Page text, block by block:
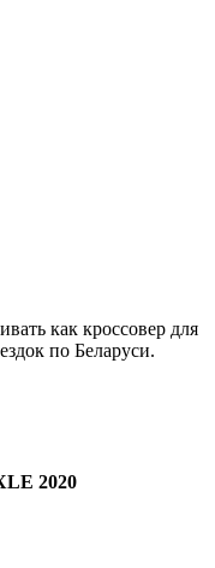
как кроссовер для
по Беларуси.
2020